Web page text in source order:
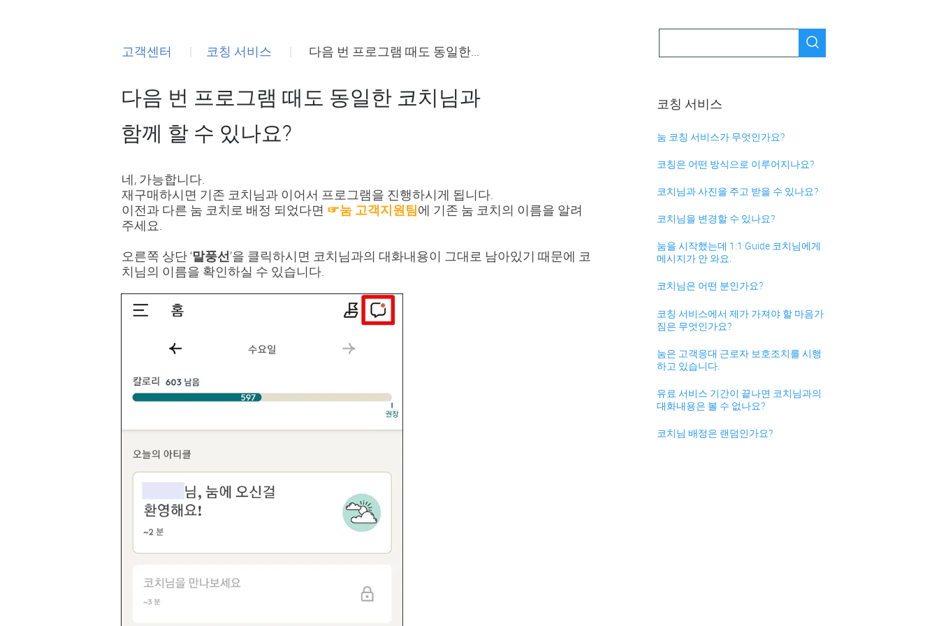
고객센터 코칭 서비스 다음 번 프로그램 때도 동일한...
다음 번 프로그램 때도 동일한 코치님과
함께 할 수 있나요?
네, 가능합니다.
재구매하시면 기존 코치님과 이어서 프로그램을 진행하시게 됩니다.
이전과 다른 눔 코치로 배정 되었다면 ☞눔 고객지원팀에 기존 눔 코치의 이름을 알려
주세요.
오른쪽 상단 ‘말풍선’을 클릭하시면 코치님과의 대화내용이 그대로 남아있기 때문에 코
치님의 이름을 확인하실 수 있습니다.
코칭 서비스
눔 코칭 서비스가 무엇인가요?
코칭은 어떤 방식으로 이루어지나요?
코치님과 사진을 주고 받을 수 있나요?
코치님을 변경할 수 있나요?
눔을 시작했는데 1:1 Guide 코치님에게
메시지가 안 와요.
코치님은 어떤 분인가요?
코칭 서비스에서 제가 가져야 할 마음가
짐은 무엇인가요?
눔은 고객응대 근로자 보호조치를 시행
하고 있습니다.
유료 서비스 기간이 끝나면 코치님과의
대화내용은 볼 수 없나요?
코치님 배정은 랜덤인가요?